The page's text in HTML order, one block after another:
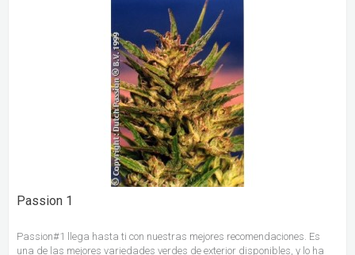
Passion 1
Passion#1 llega hasta ti con nuestras mejores recomendaciones. Es
una de las mejores variedades verdes de exterior disponibles, y lo ha